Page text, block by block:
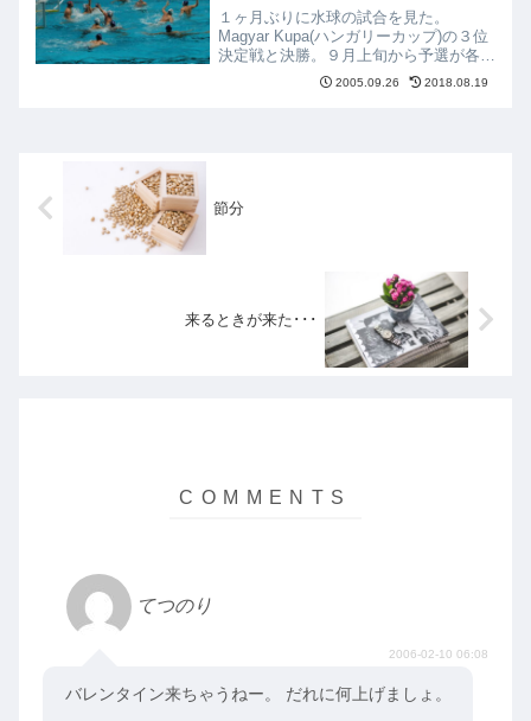
１ヶ月ぶりに水球の試合を見た。
Magyar Kupa(ハンガリーカップ)の３位
決定戦と決勝。９月上旬から予選が各地
で行われ、その結果、王者Domino-
BHSEが３位決定戦へ、決勝は水球の町
2005.09.26 2018.08.19
節分
来るときが来た･･･
てつのり
2006-02-10 06:08
バレンタイン来ちゃうねー。 だれに何上げましょ。